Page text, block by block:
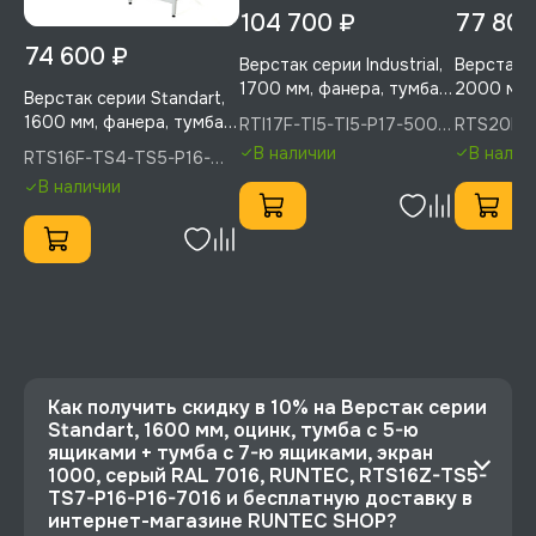
74 600 ₽
Верстак серии Standart,
1600 мм, фанера, тумба с
4-мя ящиками + тумба с
5-ю ящиками, экран
1000, синий (светло-
серый) RA, RUNTEC,
RTS16F-TS4-TS5-P16-
P16-5005(7035)
RTS16F-TS4-TS5-P16-
P16-5005(7035), RUNTEC
В наличии
104 700 ₽
Верстак серии Industrial,
1700 мм, фанера, тумба с
ю ящиками, экран 500,
синий RAL 5005, RUNTEC,
RTI17F-TI5-TI5-P17-5005
RTI17F-TI5-TI5-P17-5005,
RUNTEC
В наличии
77
Верстак
2000 мм,
6-ю
синий
RTS20F-
5005
RTS20F-
5005,
В
Как получить скидку в 10% на Верстак серии
Standart, 1600 мм, оцинк, тумба с 5-ю
ящиками + тумба с 7-ю ящиками, экран
1000, серый RAL 7016, RUNTEC, RTS16Z-TS5-
TS7-P16-P16-7016 и бесплатную доставку в
интернет-магазине RUNTEC SHOP?